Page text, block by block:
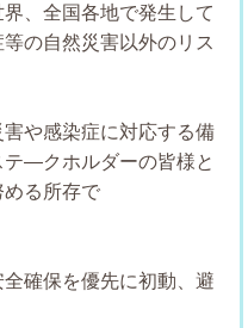
、全国各地で発生して
の自然災害以外のリス
や感染症に対応する備
テ―クホルダーの皆様と
る所存で
確保を優先に初動、避